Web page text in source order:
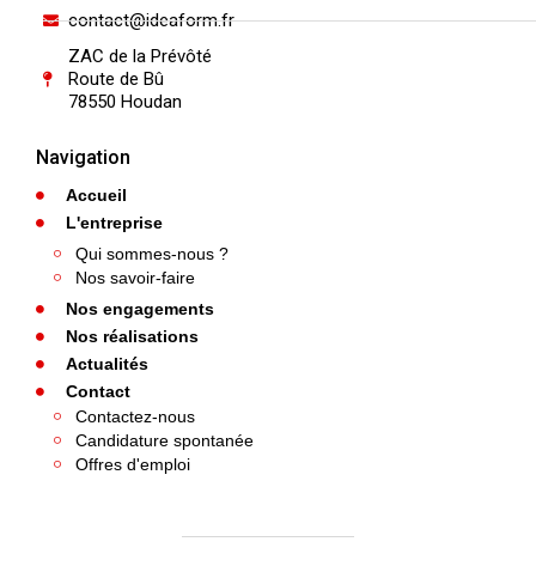
contact@ideaform.fr
ZAC de la Prévôté
Route de Bû
78550 Houdan
Navigation
Accueil
L'entreprise
Qui sommes-nous ?
Nos savoir-faire
Nos engagements
Nos réalisations
Actualités
Contact
Contactez-nous
Candidature spontanée
Offres d'emploi